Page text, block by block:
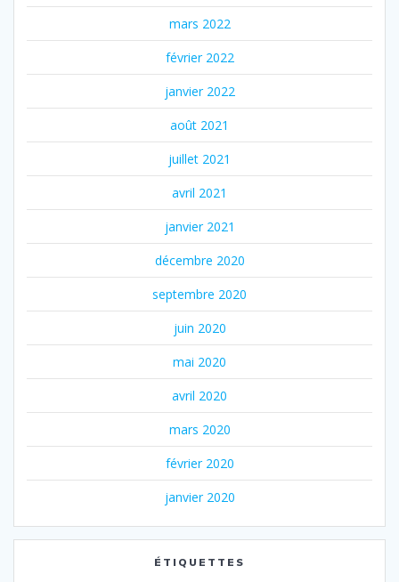
mars 2022
février 2022
janvier 2022
août 2021
juillet 2021
avril 2021
janvier 2021
décembre 2020
septembre 2020
juin 2020
mai 2020
avril 2020
mars 2020
février 2020
janvier 2020
ÉTIQUETTES